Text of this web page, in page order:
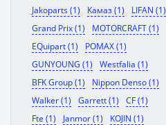
Jakoparts (1)
Камаз (1)
LIFAN (1)
Grand Prix (1)
MOTORCRAFT (1)
EQuipart (1)
POMAX (1)
GUNYOUNG (1)
Westfalia (1)
BFK Group (1)
Nippon Denso (1)
Walker (1)
Garrett (1)
CF (1)
Fte (1)
Janmor (1)
KOJIN (1)